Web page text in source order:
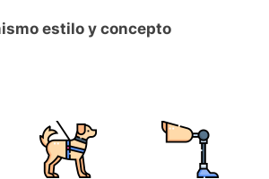
estilo y concepto